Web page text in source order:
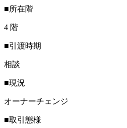
■所在階
4 階
■引渡時期
相談
■現況
オーナーチェンジ
■取引態様